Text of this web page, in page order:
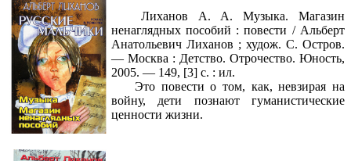
Лиханов А. А. Музыка. Магазин
ненаглядных пособий : повести / Альберт
Анатольевич Лиханов ; худож. С. Остров.
— Москва : Детство. Отрочество. Юность,
2005. — 149, [3] с. : ил.
Это повести о том, как, невзирая на
войну, дети познают гуманистические
ценности жизни.